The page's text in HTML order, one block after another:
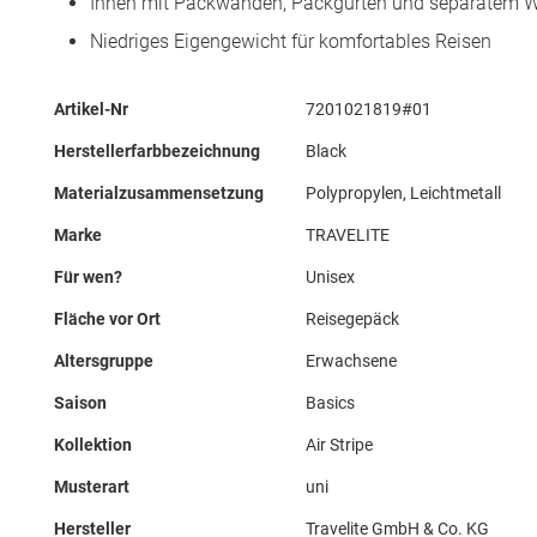
Niedriges Eigengewicht für komfortables Reisen
Mehr
Artikel-Nr 7201021819#01
Herstellerfarbbezeichnung Black
Materialzusammensetzung Polypropylen, Leichtmetall
Marke TRAVELITE
Für wen? Unisex
Fläche vor Ort Reisegepäck
Altersgruppe Erwachsene
Saison Basics
Kollektion Air Stripe
Musterart uni
Hersteller Travelite GmbH & Co. KG